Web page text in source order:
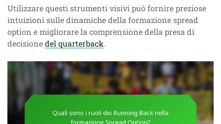
Utilizzare questi strumenti visivi può fornire preziose
intuizioni sulle dinamiche della formazione spread
option e migliorare la comprensione della presa di
decisionedel quarterback.